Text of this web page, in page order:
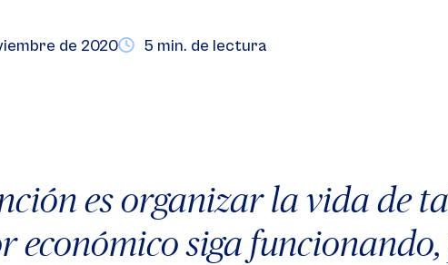
de 2020 5 min. de lectura
es organizar la vida de
económico siga